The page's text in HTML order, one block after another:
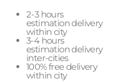
2-3 hours
estimation delivery
within city
3-4 hours
estimation delivery
inter-cities
100% free delivery
within city